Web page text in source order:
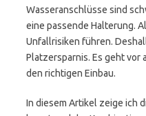
Wasseranschlüsse sind
eine passende Halterung.
Unfallrisiken führen.
Platzersparnis. Es geht vor
den richtigen Einbau.
In diesem Artikel zeige ich